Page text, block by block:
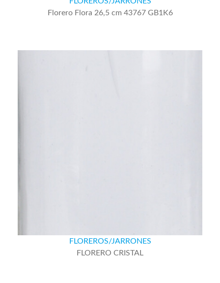
Florero Flora 26,5 cm 43767 GB1K6
FLOREROS/JARRONES
FLORERO CRISTAL